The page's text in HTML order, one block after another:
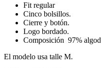
Fit regular
Cinco bolsillos.
Cierre y botón.
Logo bordado.
Composición 97%
El modelo usa talle M.